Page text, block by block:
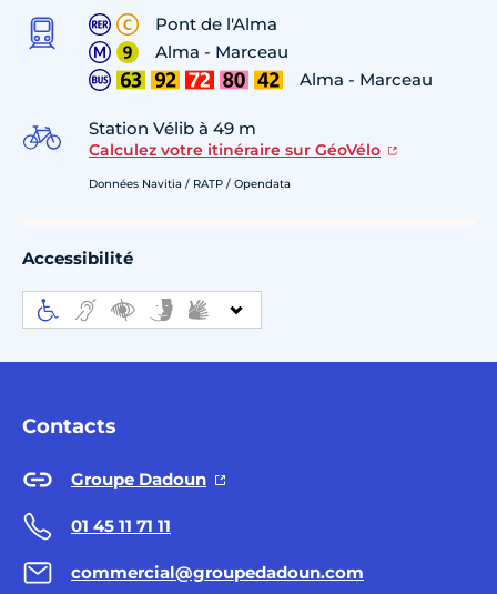
Pont de l'Alma
Alma - Marceau
Alma - Marceau
Station Vélib à 49 m
Calculez votre itinéraire sur GéoVélo
Données Navitia / RATP / Opendata
Accessibilité
Contacts
Groupe Dadoun
01 45 11 71 11
commercial@groupedadoun.com